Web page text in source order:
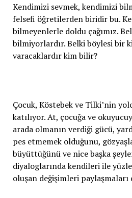
Kendimizi sevmek, kendimizi
felsefi öğretilerden biridir bu.
bilmeyenlerle doldu çağımız.
bilmiyorlardır. Belki böylesi bir
varacaklardır kim bilir?
Çocuk, Köstebek ve Tilki’nin
katılıyor. At, çocuğa ve
arada olmanın verdiği gücü,
pes etmemek olduğunu,
büyüttüğünü ve nice başka
diyaloglarında kendileri ile
oluşan değişimleri paylaşmaları